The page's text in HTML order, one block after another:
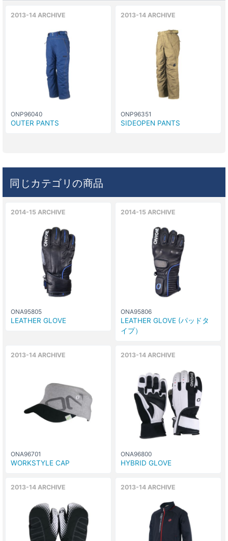
2013-14 ARCHIVE
ONP96040
OUTER PANTS
2013-14 ARCHIVE
ONP96351
SIDEOPEN PANTS
同じカテゴリの商品
2014-15 ARCHIVE
ONA95805
LEATHER GLOVE
2014-15 ARCHIVE
ONA95806
LEATHER GLOVE (パッドタ
イプ）
2013-14 ARCHIVE
ONA96701
WORKSTYLE CAP
2013-14 ARCHIVE
ONA96800
HYBRID GLOVE
2013-14 ARCHIVE 2013-14 ARCHIVE